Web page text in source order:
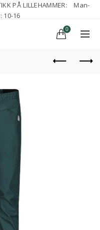
PÅ LILLEHAMMER:
Man-
10-16
0